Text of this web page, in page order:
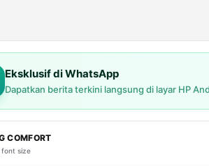
Eksklusif di WhatsApp
Dapatkan berita terkini langsung di layar HP
COMFORT
font size